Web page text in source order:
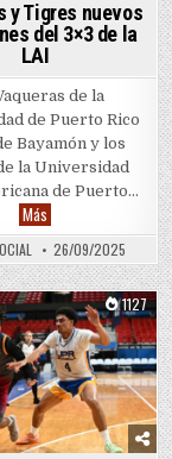
Copa Mundial
y Tigres nuevos
del 3×3 de la
LAI
de la
de Puerto Rico
Bayamón y los
la Universidad
de Puerto…
MásVaqueras y Tigres
26/09/2025
1127
in